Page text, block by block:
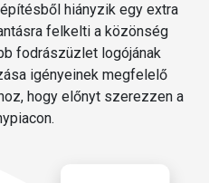
hiányzik egy extra
felkelti a közönség
fodrászüzlet logójának
igényeinek megfelelő
hogy előnyt szerezzen a